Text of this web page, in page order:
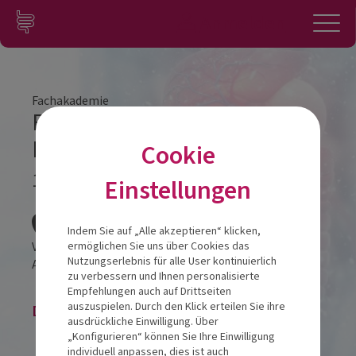
Zum Inhalt springen
Konto
Fachakademie
Fachakademie Modul 2
Frankfurt
13.03.2026
Vienna House Easy by Wyndham Frankfurt Airport
Am Weiher 2065451Kelsterbach
Die Veranstaltung ist beendet.
Cookie
Einstellungen
Indem Sie auf „Alle akzeptieren“ klicken,
ermöglichen Sie uns über Cookies das
Nutzungserlebnis für alle User kontinuierlich
zu verbessern und Ihnen personalisierte
Empfehlungen auch auf Drittseiten
auszuspielen. Durch den Klick erteilen Sie ihre
ausdrückliche Einwilligung. Über
„Konfigurieren“ können Sie Ihre Einwilligung
individuell anpassen, dies ist auch